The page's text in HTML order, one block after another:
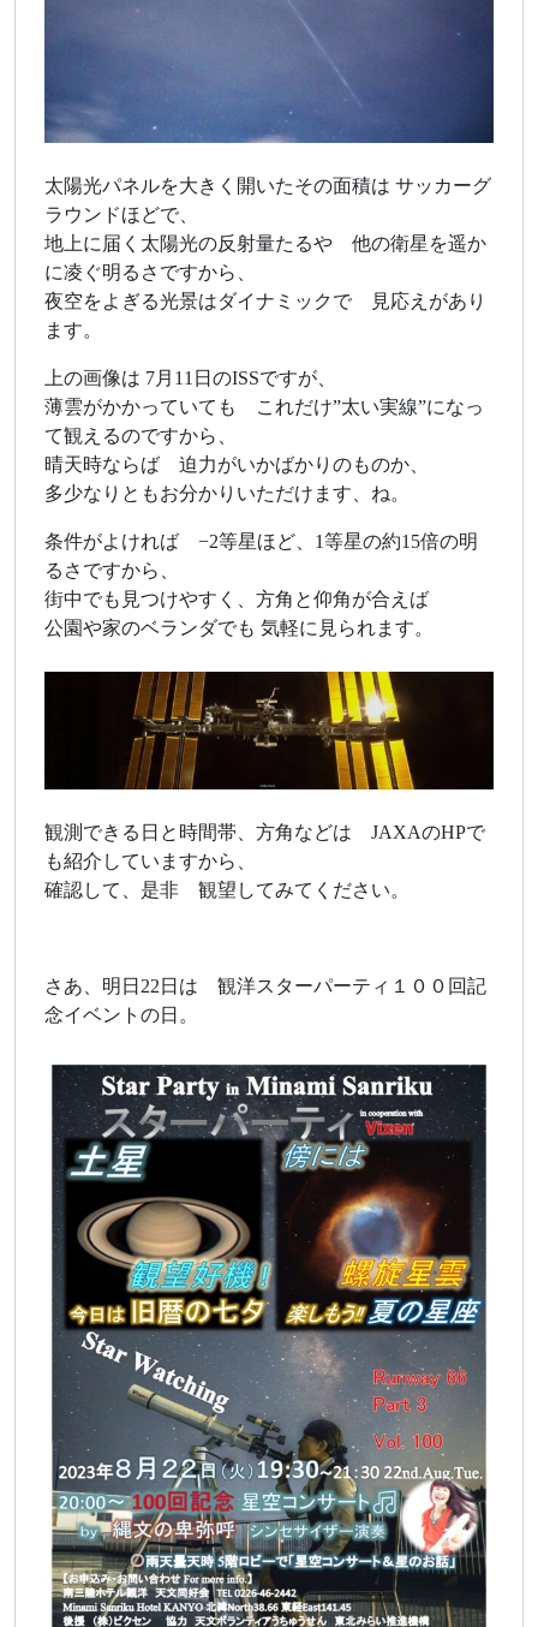
太陽光パネルを大きく開いたその面積は サッカーグ
ラウンドほどで、
地上に届く太陽光の反射量たるや 他の衛星を遥か
に凌ぐ明るさですから、
夜空をよぎる光景はダイナミックで 見応えがあり
ます。
上の画像は 7月11日のISSですが、
薄雲がかかっていても これだけ”太い実線”になっ
て観えるのですから、
晴天時ならば 迫力がいかばかりのものか、
多少なりともお分かりいただけます、ね。
条件がよければ −2等星ほど、1等星の約15倍の明
るさですから、
街中でも見つけやすく、方角と仰角が合えば
公園や家のベランダでも 気軽に見られます。
観測できる日と時間帯、方角などは JAXAのHPで
も紹介していますから、
確認して、是非 観望してみてください。
さあ、明日22日は 観洋スターパーティ１００回記
念イベントの日。